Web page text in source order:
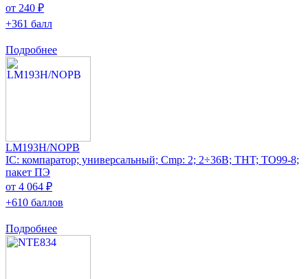
от 240 ₽
+361 балл
Подробнее
LM193H/NOPB
IC: компаратор; универсальный; Cmp: 2; 2÷36В; THT; TO99-8;
пакет ПЭ
от 4 064 ₽
+610 баллов
Подробнее